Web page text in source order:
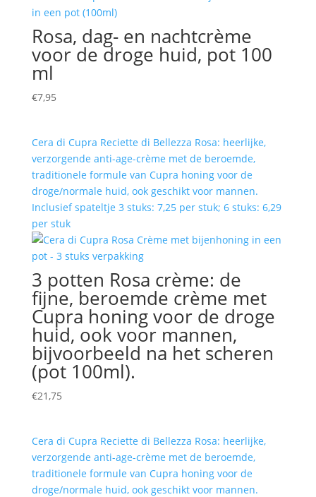
Rosa, dag- en nachtcrème
voor de droge huid, pot 100
ml
€7,95
Cera di Cupra Reciette di Bellezza Rosa: heerlijke,
verzorgende anti-age-crème met de beroemde,
traditionele formule van Cupra honing voor de
droge/normale huid, ook geschikt voor mannen.
Inclusief spateltje 3 stuks: 7,25 per stuk; 6 stuks: 6,29
per stuk
3 potten Rosa crème: de
fijne, beroemde crème met
Cupra honing voor de droge
huid, ook voor mannen,
bijvoorbeeld na het scheren
(pot 100ml).
€21,75
Cera di Cupra Reciette di Bellezza Rosa: heerlijke,
verzorgende anti-age-crème met de beroemde,
traditionele formule van Cupra honing voor de
droge/normale huid, ook geschikt voor mannen.